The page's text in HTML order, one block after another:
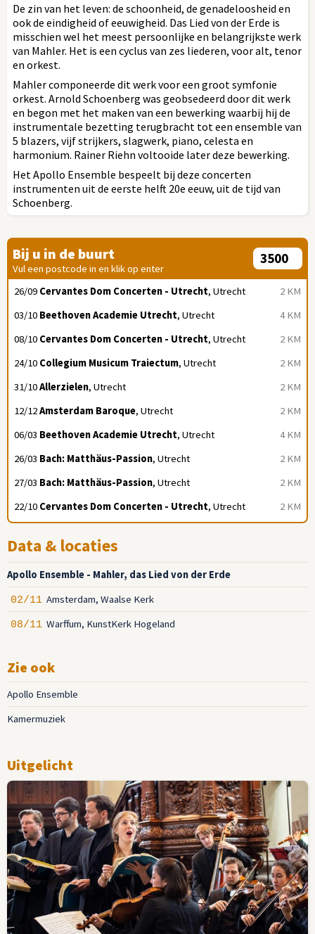
De zin van het leven: de schoonheid, de genadeloosheid en
ook de eindigheid of eeuwigheid. Das Lied von der Erde is
misschien wel het meest persoonlijke en belangrijkste werk
van Mahler. Het is een cyclus van zes liederen, voor alt, tenor
en orkest.
Mahler componeerde dit werk voor een groot symfonie
orkest. Arnold Schoenberg was geobsedeerd door dit werk
en begon met het maken van een bewerking waarbij hij de
instrumentale bezetting terugbracht tot een ensemble van
5 blazers, vijf strijkers, slagwerk, piano, celesta en
harmonium. Rainer Riehn voltooide later deze bewerking.
Het Apollo Ensemble bespeelt bij deze concerten
instrumenten uit de eerste helft 20e eeuw, uit de tijd van
Schoenberg.
Bij u in de buurt
Vul een postcode in en klik op enter
2 KM
26/09 Cervantes Dom Concerten - Utrecht, Utrecht
4 KM
03/10 Beethoven Academie Utrecht, Utrecht
2 KM
08/10 Cervantes Dom Concerten - Utrecht, Utrecht
2 KM
24/10 Collegium Musicum Traiectum, Utrecht
2 KM
31/10Allerzielen, Utrecht
2 KM
12/12Amsterdam Baroque, Utrecht
4 KM
06/03 Beethoven Academie Utrecht, Utrecht
2 KM
26/03 Bach: Matthäus-Passion, Utrecht
2 KM
27/03 Bach: Matthäus-Passion, Utrecht
2 KM
22/10 Cervantes Dom Concerten - Utrecht, Utrecht
Data & locaties
Apollo Ensemble - Mahler, das Lied von der Erde
02/11 Amsterdam, Waalse Kerk
08/11 Warffum, KunstKerk Hogeland
Zie ook
Apollo Ensemble
Kamermuziek
Uitgelicht